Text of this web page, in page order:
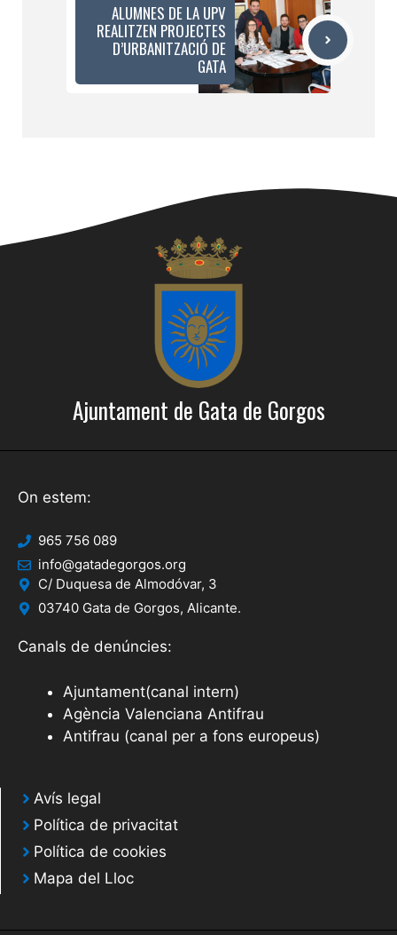
ALUMNES DE LA UPV
REALITZEN PROJECTES
D’URBANITZACIÓ DE
GATA
Ajuntament de Gata de Gorgos
On estem:
965 756 089
info@gatadegorgos.org
C/ Duquesa de Almodóvar, 3
03740 Gata de Gorgos, Alicante.
Canals de denúncies:
Ajuntament(canal intern)
Agència Valenciana Antifrau
Antifrau (canal per a fons europeus)
Avís legal
Política de privacitat
Política de cookies
Mapa del Lloc